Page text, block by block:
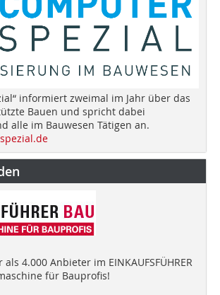
informiert zweimal im Jahr über das
Bauen und spricht dabei
alle im Bauwesen Tätigen an.
4.000 Anbieter im EINKAUFSFÜHRER
für Bauprofis!